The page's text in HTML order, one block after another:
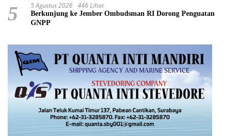
5 5 Agustus 2026 446 Lihat
Berkunjung ke Jember Ombudsman RI Dorong Penguatan
GNPP